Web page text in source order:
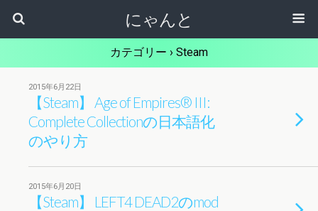
にゃんと
カテゴリー › Steam
2015年6月22日
【Steam】 Age of Empires® III:
Complete Collectionの日本語化
のやり方
2015年6月20日
【Steam】 LEFT4 DEAD2のmod